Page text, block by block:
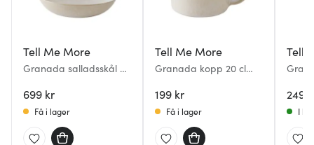
Tell Me More
Granada salladsskål M
699 kr
Få i lager
Tell Me More
Granada kopp 20 cl
199 kr
Få i lager
Tell
249
I